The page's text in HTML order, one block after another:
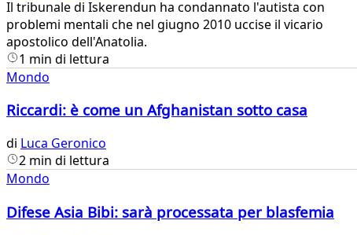
​Il tribunale di Iskerendun ha condannato l'autista con
problemi mentali che nel giugno 2010 uccise il vicario
apostolico dell'Anatolia.
1 min di lettura
Mondo
Riccardi: è come un Afghanistan sotto casa
di Luca Geronico
2 min di lettura
Mondo
Difese Asia Bibi: sarà processata per blasfemia​